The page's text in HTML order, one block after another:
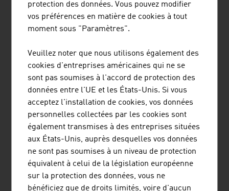
CSERNI WOHNEN GMBH
JULIUS BLUM GMBH
ZUMTOBEL LIGHTING GMBH
protection des données. Vous pouvez modifier
vos préférences en matière de cookies à tout
moment sous "Paramètres".
Veuillez noter que nous utilisons également des
cookies d'entreprises américaines qui ne se
sont pas soumises à l'accord de protection des
données entre l'UE et les États-Unis. Si vous
acceptez l'installation de cookies, vos données
personnelles collectées par les cookies sont
également transmises à des entreprises situées
aux États-Unis, auprès desquelles vos données
ne sont pas soumises à un niveau de protection
équivalent à celui de la législation européenne
sur la protection des données, vous ne
bénéficiez que de droits limités, voire d'aucun